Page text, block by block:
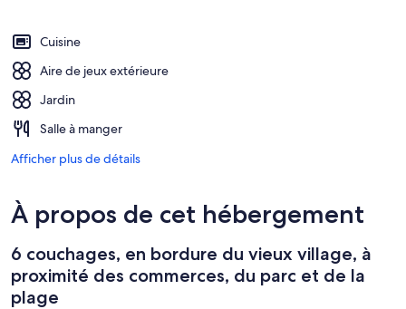
Cuisine
Aire de jeux extérieure
Jardin
Salle à manger
Afficher plus de détails
À propos de cet hébergement
6 couchages, en bordure du vieux village, à
proximité des commerces, du parc et de la
plage